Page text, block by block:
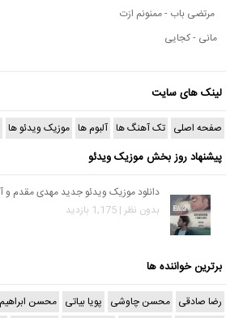
مرتضی باب - ممنونم ازت
مانی - کجایی
لینک های سایت
صفحه اصلی تک آهنگ ها آلبوم ها موزیک ویدئو ها
پیشنهاد روز بخش موزیک ویدئو
دانلود موزیک ویدئو جدید مهدی مقدم و
بدون نظر | 1,175 بازدید
برترین خواننده ها
رضا صادقی محسن چاوشی پویا بیاتی محسن ابراهیم